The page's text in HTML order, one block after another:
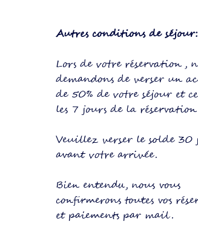
Autres conditions de séjour:
Lors de votre réservation,
demandons de verser un
de 50% de votre séjour et
les 7 jours de la
Veuillez verser le solde 30
avant votre arrivée.
Bien entendu, nous vous
confirmerons toutes vos
et paiements par mail.